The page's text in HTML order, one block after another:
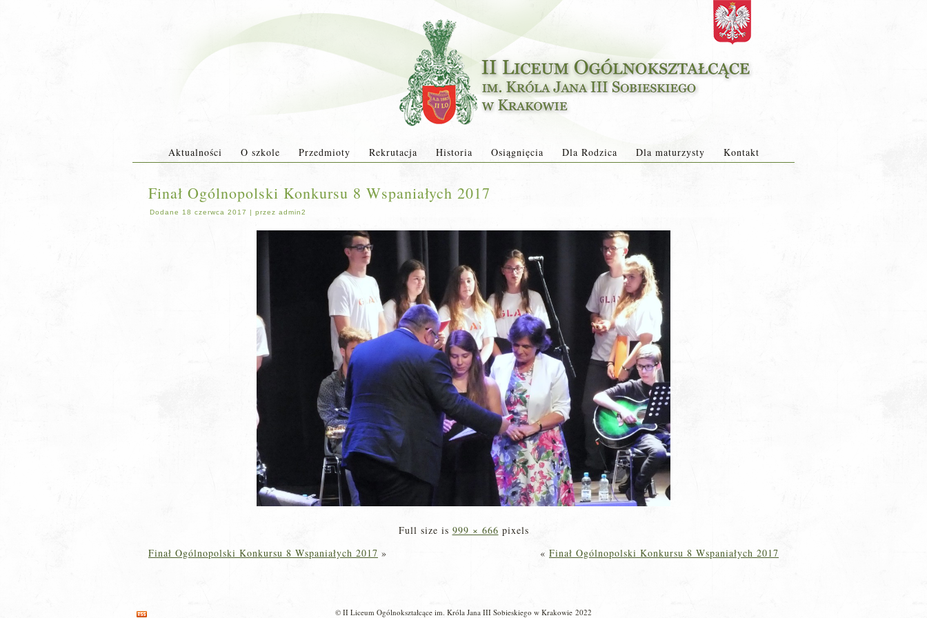
Aktualności O szkole Przedmioty Rekrutacja Historia Osiągnięcia Dla Rodzica Dla maturzysty Kontakt
Finał Ogólnopolski Konkursu 8 Wspaniałych 2017
Dodane 18 czerwca 2017 | przez admin2
Full size is 999 × 666 pixels
Finał Ogólnopolski Konkursu 8 Wspaniałych 2017 » « Finał Ogólnopolski Konkursu 8 Wspaniałych 2017
© II Liceum Ogólnokształcące im. Króla Jana III Sobieskiego w Krakowie 2022